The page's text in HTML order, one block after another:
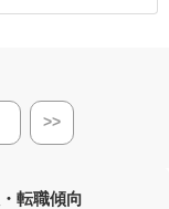
>>
転職傾向